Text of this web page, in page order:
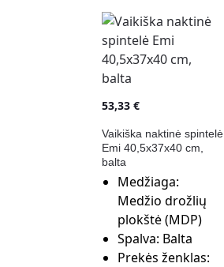
53,33 €
Vaikiška naktinė spintelė
Emi 40,5x37x40 cm,
balta
Medžiaga:
Medžio drožlių
plokštė (MDP)
Spalva: Balta
Prekės ženklas: